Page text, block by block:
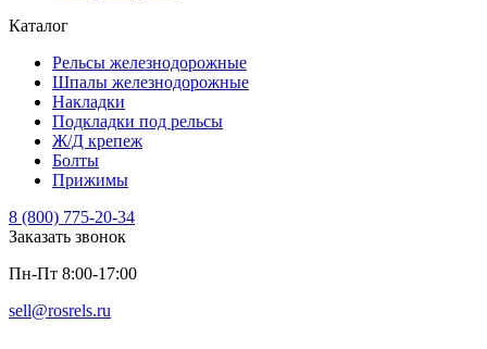
Каталог
Рельсы железнодорожные
Шпалы железнодорожные
Накладки
Подкладки под рельсы
Ж/Д крепеж
Болты
Прижимы
8 (800) 775-20-34
Заказать звонок
Пн-Пт 8:00-17:00
sell@rosrels.ru